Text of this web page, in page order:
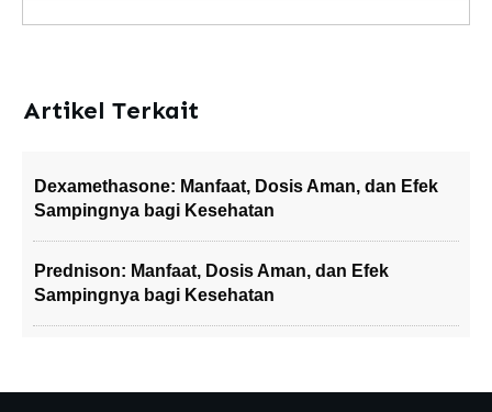
Artikel Terkait
Dexamethasone: Manfaat, Dosis Aman, dan Efek
Sampingnya bagi Kesehatan
Prednison: Manfaat, Dosis Aman, dan Efek
Sampingnya bagi Kesehatan